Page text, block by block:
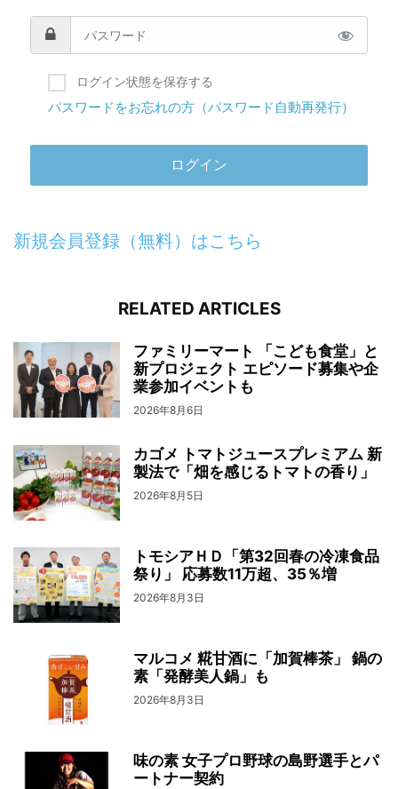
ログイン状態を保存する
パスワードをお忘れの方（パスワード自動再発行）
新規会員登録（無料）はこちら
RELATED ARTICLES
ファミリーマート 「こども食堂」と
新プロジェクト エピソード募集や企
業参加イベントも
2026年8月6日
カゴメ トマトジュースプレミアム 新
製法で「畑を感じるトマトの香り」
2026年8月5日
トモシアＨＤ「第32回春の冷凍食品
祭り」 応募数11万超、35％増
2026年8月3日
マルコメ 糀甘酒に「加賀棒茶」 鍋の
素「発酵美人鍋」も
2026年8月3日
味の素 女子プロ野球の島野選手とパ
ートナー契約